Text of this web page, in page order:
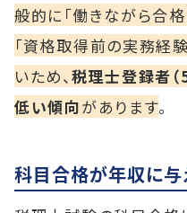
般的に「働きながら合
「資格取得前の実務経
いため、税理士登録者（
低い傾向があります。
科目合格が年収に与